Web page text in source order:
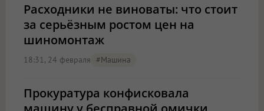
Расходники не виноваты: что стоит
за серьёзным ростом цен на
шиномонтаж
18:31, 24 февраля #машина
Прокуратура конфисковала